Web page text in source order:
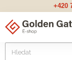
+420